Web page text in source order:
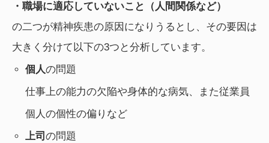
・職場に適応していないこと（人間関係など）
の二つが精神疾患の原因になりうるとし、その要因は
大きく分けて以下の3つと分析しています。
個人の問題
仕事上の能力の欠陥や身体的な病気、また従業員
個人の個性の偏りなど
上司の問題